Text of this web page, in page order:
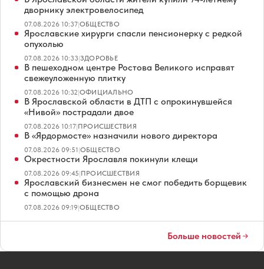
дворнику электровелосипед
07.08.2026 10:37|ОБЩЕСТВО
Ярославские хирурги спасли пенсионерку с редкой
опухолью
07.08.2026 10:33|ЗДОРОВЬЕ
В пешеходном центре Ростова Великого исправят
свежеуложенную плитку
07.08.2026 10:32|ОФИЦИАЛЬНО
В Ярославской области в ДТП с опрокинувшейся
«Нивой» пострадали двое
07.08.2026 10:17|ПРОИСШЕСТВИЯ
В «Ярдормосте» назначили нового директора
07.08.2026 09:51|ОБЩЕСТВО
Окрестности Ярославля покинули клещи
07.08.2026 09:45|ПРОИСШЕСТВИЯ
Ярославский бизнесмен не смог победить борщевик
с помощью дрона
07.08.2026 09:19|ОБЩЕСТВО
Больше новостей